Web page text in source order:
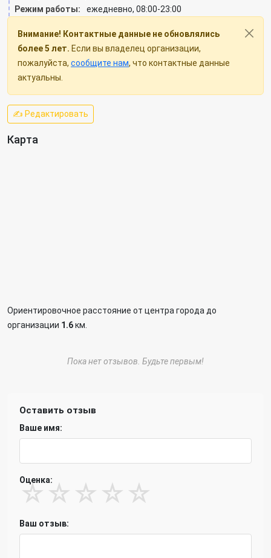
Режим работы:
ежедневно, 08:00-23:00
Внимание! Контактные данные не обновлялись
более 5 лет. Если вы владелец организации,
пожалуйста, сообщите нам, что контактные данные
актуальны.
✍ Редактировать
Карта
Ориентировочное расстояние от центра города до
организации 1.6км.
Пока нет отзывов. Будьте первым!
Оставить отзыв
Ваше имя:
Оценка:
☆ ☆ ☆ ☆ ☆
Ваш отзыв: